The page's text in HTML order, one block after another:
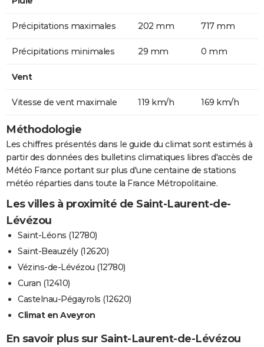
Précipitations maximales 202 mm 717 mm
Précipitations minimales 29 mm 0 mm
Vent
Vitesse de vent maximale 119 km/h 169 km/h
Méthodologie
Les chiffres présentés dans le guide du climat sont estimés à
partir des données des bulletins climatiques libres d'accès de
Météo France portant sur plus d'une centaine de stations
météo réparties dans toute la France Métropolitaine.
Les villes à proximité de Saint-Laurent-de-
Lévézou
Saint-Léons (12780)
Saint-Beauzély (12620)
Vézins-de-Lévézou (12780)
Curan (12410)
Castelnau-Pégayrols (12620)
Climat en Aveyron
En savoir plus sur Saint-Laurent-de-Lévézou